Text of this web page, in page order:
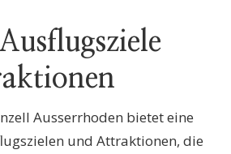
Ausserrhoden bietet eine
und Attraktionen, die